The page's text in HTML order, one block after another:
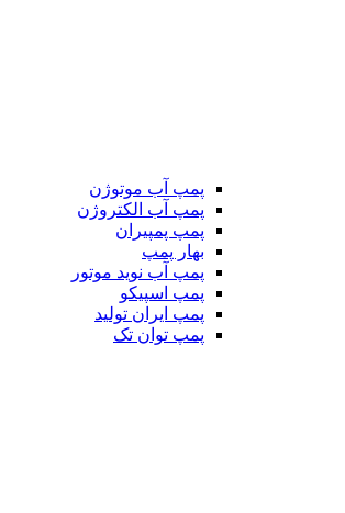
پمپ آب موتوژن
پمپ آب الکتروژن
پمپ پمپیران
بهار پمپ
پمپ آب نوید موتور
پمپ اسپیکو
پمپ ایران تولید
پمپ توان تک